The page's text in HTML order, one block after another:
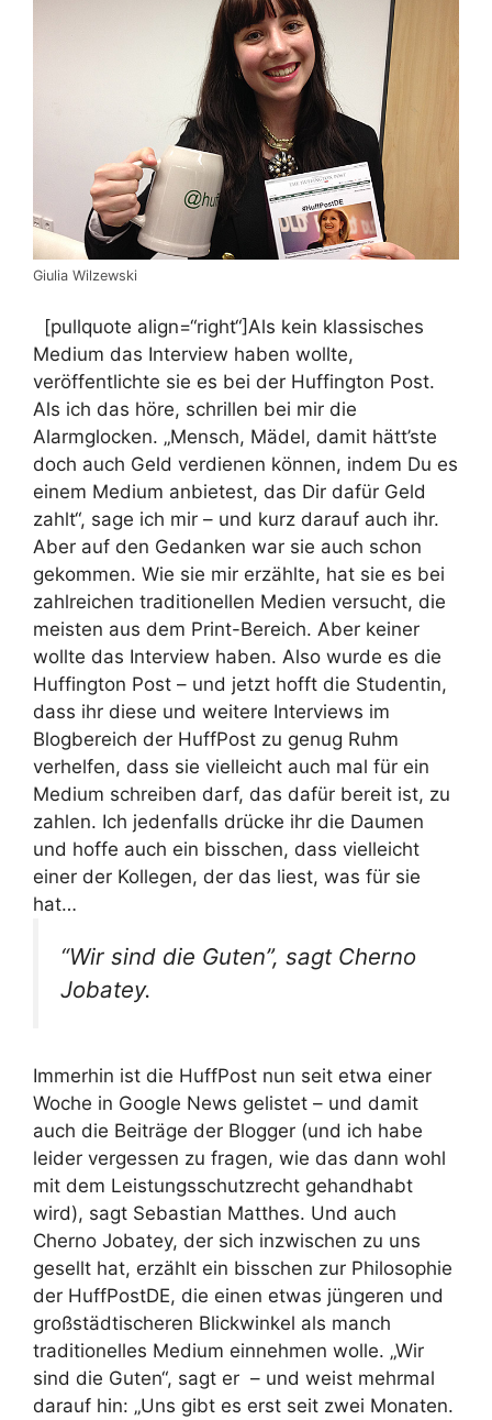
Giulia Wilzewski
[pullquote align=“right“]Als kein klassisches
Medium das Interview haben wollte,
veröffentlichte sie es bei der Huffington Post.
Als ich das höre, schrillen bei mir die
Alarmglocken. „Mensch, Mädel, damit hätt’ste
doch auch Geld verdienen können, indem Du es
einem Medium anbietest, das Dir dafür Geld
zahlt“, sage ich mir – und kurz darauf auch ihr.
Aber auf den Gedanken war sie auch schon
gekommen. Wie sie mir erzählte, hat sie es bei
zahlreichen traditionellen Medien versucht, die
meisten aus dem Print-Bereich. Aber keiner
wollte das Interview haben. Also wurde es die
Huffington Post – und jetzt hofft die Studentin,
dass ihr diese und weitere Interviews im
Blogbereich der HuffPost zu genug Ruhm
verhelfen, dass sie vielleicht auch mal für ein
Medium schreiben darf, das dafür bereit ist, zu
zahlen. Ich jedenfalls drücke ihr die Daumen
und hoffe auch ein bisschen, dass vielleicht
einer der Kollegen, der das liest, was für sie
hat…
“Wir sind die Guten”, sagt Cherno
Jobatey.
Immerhin ist die HuffPost nun seit etwa einer
Woche in Google News gelistet – und damit
auch die Beiträge der Blogger (und ich habe
leider vergessen zu fragen, wie das dann wohl
mit dem Leistungsschutzrecht gehandhabt
wird), sagt Sebastian Matthes. Und auch
Cherno Jobatey, der sich inzwischen zu uns
gesellt hat, erzählt ein bisschen zur Philosophie
der HuffPostDE, die einen etwas jüngeren und
großstädtischeren Blickwinkel als manch
traditionelles Medium einnehmen wolle. „Wir
sind die Guten“, sagt er – und weist mehrmal
darauf hin: „Uns gibt es erst seit zwei Monaten.